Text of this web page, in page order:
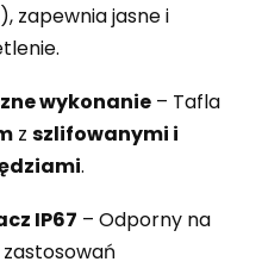
), zapewnia jasne i
wykonanie – Tafla
z szlifowanymi i
.
IP67 – Odporny na